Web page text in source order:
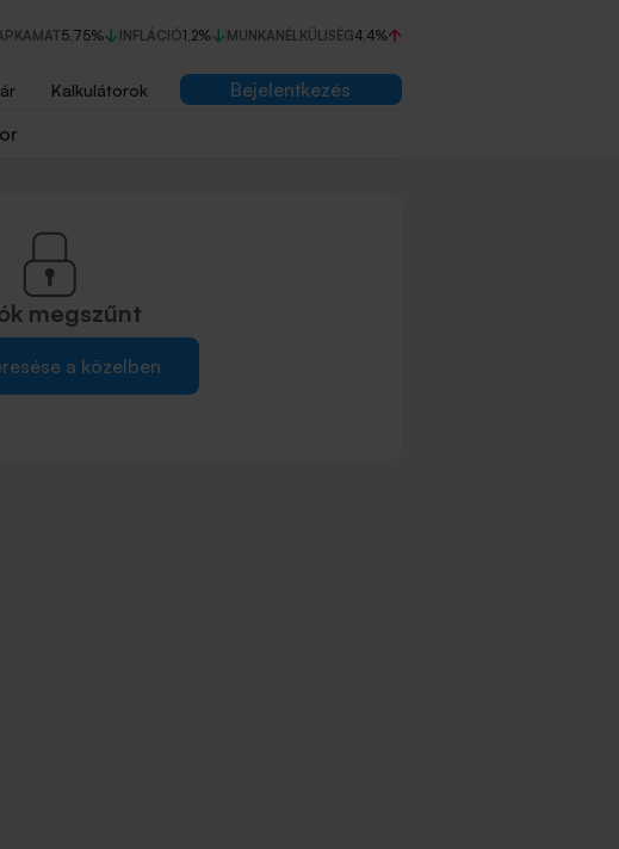
5,75% INFLÁCIÓ1,2% MUNKANÉLKÜLISÉG4,4%
Kalkulátorok
Bejelentkezés
megszűnt
a közelben